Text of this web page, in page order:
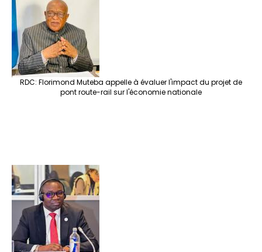
RDC: Florimond Muteba appelle à évaluer l'impact du projet de
pont route-rail sur l'économie nationale